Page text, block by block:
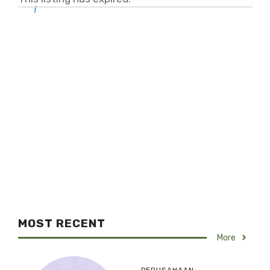
MOST RECENT
More